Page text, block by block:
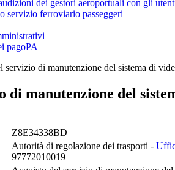
dei gestori aeroportuali con gli
servizio ferroviario passeggeri
pagoPA
servizio di manutenzione del sistema di
di manutenzione del
Z8E34338BD
Autorità di regolazione dei trasporti -
97772010019